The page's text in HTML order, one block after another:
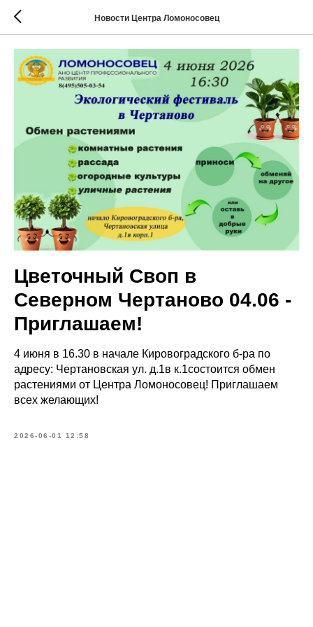
Новости Центра Ломоносовец
Цветочный Своп в
Северном Чертаново 04.06 -
Приглашаем!
4 июня в 16.30 в начале Кировоградского б-ра по
адресу: Чертановская ул. д.1в к.1состоится обмен
растениями от Центра Ломоносовец! Приглашаем
всех желающих!
2026-06-01 12:58